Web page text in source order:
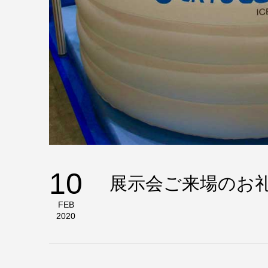
10
FEB
2020
展示会ご来場のお